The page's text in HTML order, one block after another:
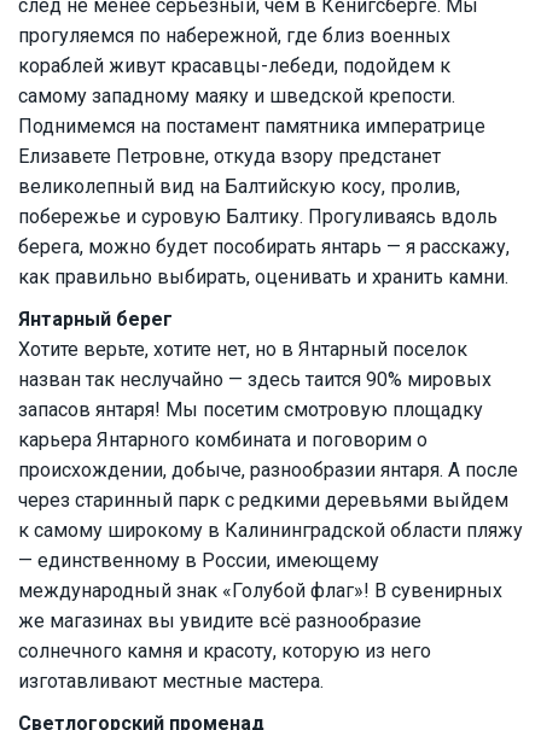
след не менее серьезный, чем в Кёнигсберге. Мы
прогуляемся по набережной, где близ военных
кораблей живут красавцы-лебеди, подойдем к
самому западному маяку и шведской крепости.
Поднимемся на постамент памятника императрице
Елизавете Петровне, откуда взору предстанет
великолепный вид на Балтийскую косу, пролив,
побережье и суровую Балтику. Прогуливаясь вдоль
берега, можно будет пособирать янтарь — я расскажу,
как правильно выбирать, оценивать и хранить камни.
Янтарный берег
Хотите верьте, хотите нет, но в Янтарный поселок
назван так неслучайно — здесь таится 90% мировых
запасов янтаря! Мы посетим смотровую площадку
карьера Янтарного комбината и поговорим о
происхождении, добыче, разнообразии янтаря. А после
через старинный парк с редкими деревьями выйдем
к самому широкому в Калининградской области пляжу
— единственному в России, имеющему
международный знак «Голубой флаг»! В сувенирных
же магазинах вы увидите всё разнообразие
солнечного камня и красоту, которую из него
изготавливают местные мастера.
Светлогорский променад